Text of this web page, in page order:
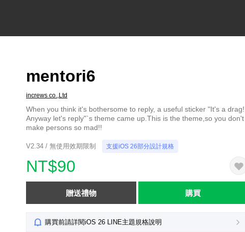
mentori6
increws co.,Ltd
When you think it's bothersome to reply, a useful sticker "It's a drag!
Anyway let's reply"`s theme came up.This is the theme,so you don't
make persons so mad!!
V2.34 / 無使用效期限制 支援iOS 26部分設計規格
NT$90
贈送禮物 購買
購買前請詳閱iOS 26 LINE主題規格說明